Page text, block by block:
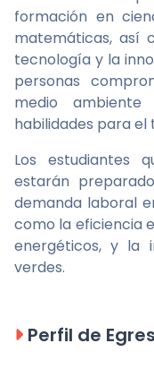
formación en
matemáticas, así
tecnología y la
personas
medio
habilidades para el
Los estudiantes
estarán
demanda laboral
como la eficiencia
energéticos, y la
verdes.
Perfil de